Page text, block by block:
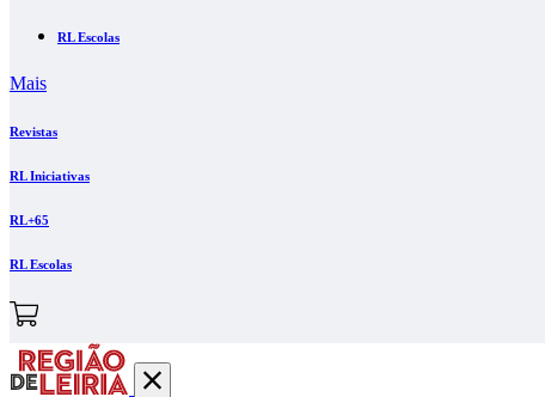
RL Escolas
Mais
Revistas
RL Iniciativas
RL+65
RL Escolas